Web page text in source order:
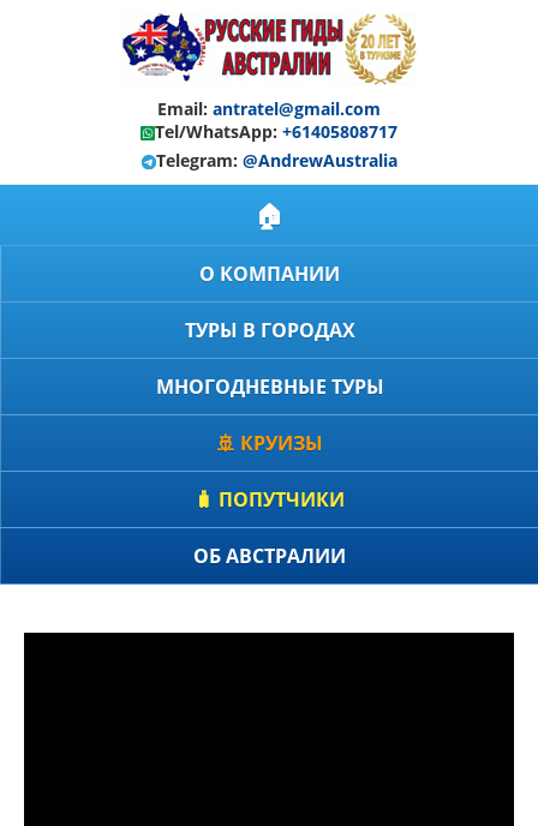
Email: antratel@gmail.com
Tel/WhatsApp: +61405808717
Telegram: @AndrewAustralia
🏠
О КОМПАНИИ
ТУРЫ В ГОРОДАХ
МНОГОДНЕВНЫЕ ТУРЫ
🚢 КРУИЗЫ
🧳 ПОПУТЧИКИ
ОБ АВСТРАЛИИ